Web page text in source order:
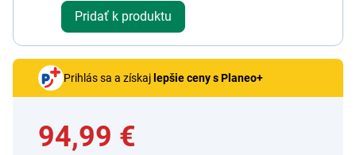
Pridať k produktu
Prihlás sa a získaj lepšie ceny s Planeo+
94,99 €